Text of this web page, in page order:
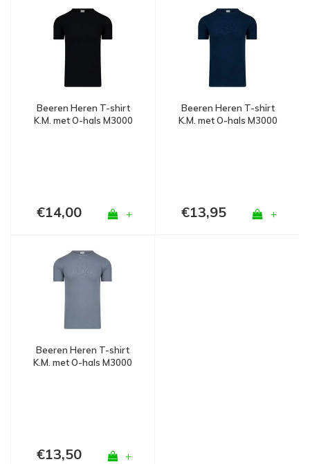
Beeren Heren T-shirt
K.M. met O-hals M3000
€14,00 +
Beeren Heren T-shirt
K.M. met O-hals M3000
€13,95 +
Beeren Heren T-shirt
K.M. met O-hals M3000
€13,50 +